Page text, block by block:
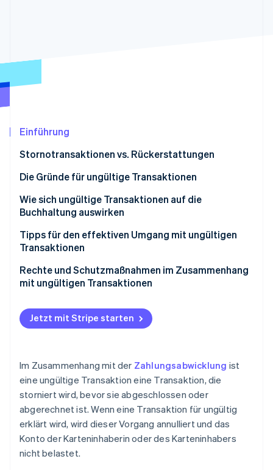
CO₂-Entnahme
Identity
Erfahren Sie, wie Stripe Lösungen für die
Einführung
Stornotransaktionen vs. Rückerstattungen
Stornotransaktionen
Rückerstattungen
Die Gründe für ungültige Transaktionen
Wie sich ungültige Transaktionen auf die
Buchhaltung auswirken
Tipps für den effektiven Umgang mit ungültigen
Transaktionen
Rechte und Schutzmaßnahmen im Zusammenhang
mit ungültigen Transaktionen
Rechte und Schutz für Unternehmen
Verbraucherrechte und Verbraucherschutz
Jetzt mit Stripe starten
Im Zusammenhang mit der Zahlungsabwicklung ist
eine ungültige Transaktion eine Transaktion, die
storniert wird, bevor sie abgeschlossen oder
abgerechnet ist. Wenn eine Transaktion für ungültig
erklärt wird, wird dieser Vorgang annulliert und das
Konto der Karteninhaberin oder des Karteninhabers
nicht belastet.